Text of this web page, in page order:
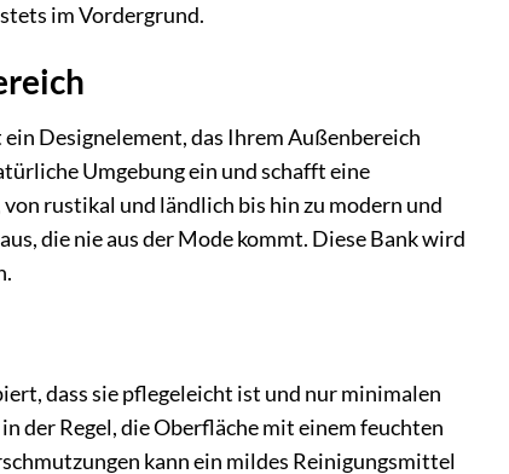
im Vordergrund.
Designelement, das Ihrem Außenbereich
Umgebung ein und schafft eine
rustikal und ländlich bis hin zu modern und
die nie aus der Mode kommt. Diese Bank wird
dass sie pflegeleicht ist und nur minimalen
der Regel, die Oberfläche mit einem feuchten
kann ein mildes Reinigungsmittel